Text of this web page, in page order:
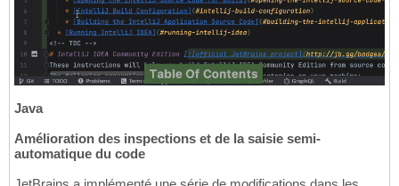
Java
Amélioration des inspections et de la saisie semi-
automatique du code